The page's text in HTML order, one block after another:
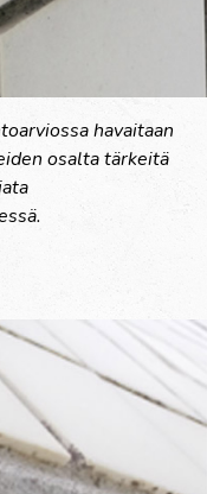
ssahavaitaan
osalta tärkeitä
.